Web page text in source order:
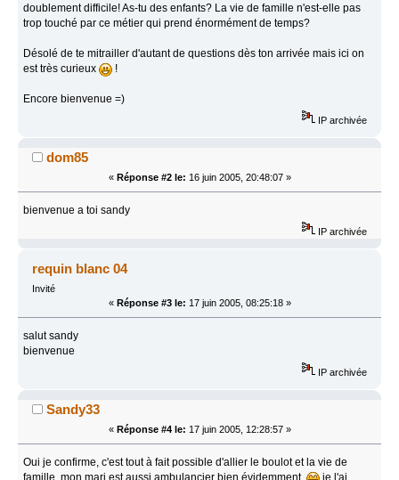
doublement difficile! As-tu des enfants? La vie de famille n'est-elle pas
trop touché par ce métier qui prend énormément de temps?
Désolé de te mitrailler d'autant de questions dès ton arrivée mais ici on
est très curieux
!
Encore bienvenue =)
IP archivée
dom85
« Réponse #2 le: 16 juin 2005, 20:48:07 »
bienvenue a toi sandy
IP archivée
requin blanc 04
Invité
« Réponse #3 le: 17 juin 2005, 08:25:18 »
salut sandy
bienvenue
IP archivée
Sandy33
« Réponse #4 le: 17 juin 2005, 12:28:57 »
Oui je confirme, c'est tout à fait possible d'allier le boulot et la vie de